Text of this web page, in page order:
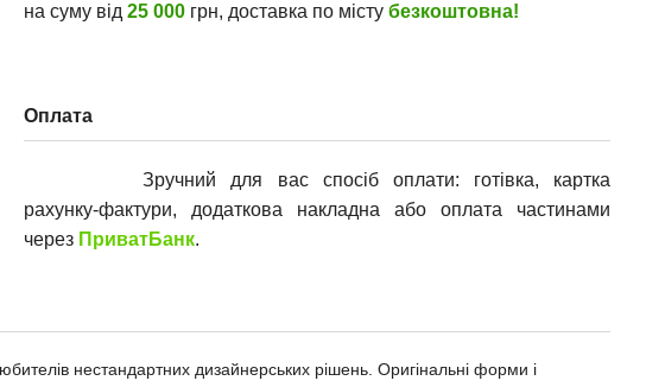
на суму від25 000 грн, доставка по містубезкоштовна!
Оплата
Зручний для вас спосіб оплати: готівка, картка
рахунку-фактури, додаткова накладна або оплата частинами
через ПриватБанк.
нестандартних дизайнерських рішень. Оригінальні форми і